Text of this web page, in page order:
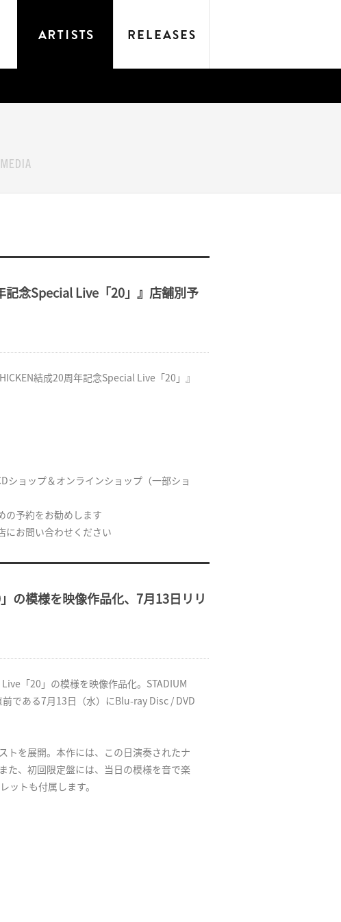
記念Special Live「20」』店舗別予
結成20周年記念Special Live「20」』
ショップ＆オンラインショップ（一部ショ
の予約をお勧めします
にお問い合わせください
の模様を映像作品化、7月13日リリ
「20」の模様を映像作品化。STADIUM
前である7月13日（水）にBlu-ray Disc / DVD
トを展開。本作には、この日演奏されたナ
た、初回限定盤には、当日の模様を音で楽
ットも付属します。